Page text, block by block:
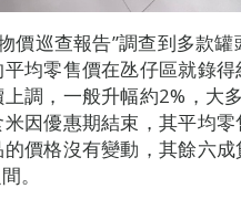
價巡查報告”調查到多款
均零售價在氹仔區就錄
調，一般升幅約2%，大
因優惠期結束，其平均
價格沒有變動，其餘六
。